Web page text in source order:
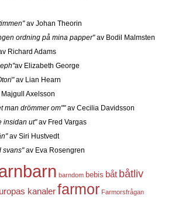
av Johan Theorin
ordning på mina papper"av Bodil Malmsten
Richard Adams
av Elizabeth George
av Lian Hearn
Axelsson
man drömmer om""av Cecilia Davidsson
insidan ut"av Fred Vargas
av Siri Hustvedt
svans"av Eva Rosengren
barndom bebis båt båtliv
kanalerfarmor Farmorsfrågan